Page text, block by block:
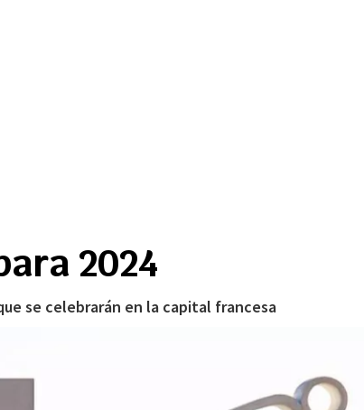
2024
se celebrarán en la capital francesa